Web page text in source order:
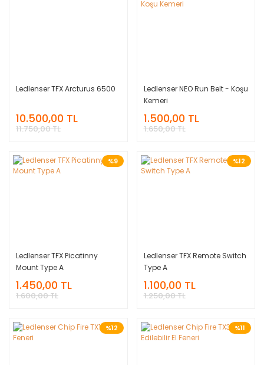
Ledlenser TFX Arcturus 6500
10.500,00 TL
11.750,00 TL
Ledlenser NEO Run Belt - Koşu
Kemeri
1.500,00 TL
1.650,00 TL
%9
Ledlenser TFX Picatinny
Mount Type A
1.450,00 TL
1.600,00 TL
%12
Ledlenser TFX Remote Switch
Type A
1.100,00 TL
1.250,00 TL
%12 %11